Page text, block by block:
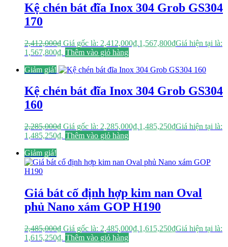
Kệ chén bát đĩa Inox 304 Grob GS304
170
2,412,000₫ Giá gốc là: 2,412,000₫.1,567,800₫Giá hiện tại là:
1,567,800₫. Thêm vào giỏ hàng
Giảm giá!
Kệ chén bát đĩa Inox 304 Grob GS304
160
2,285,000₫ Giá gốc là: 2,285,000₫.1,485,250₫Giá hiện tại là:
1,485,250₫. Thêm vào giỏ hàng
Giảm giá!
Giá bát cố định hợp kim nan Oval
phủ Nano xám GOP H190
2,485,000₫ Giá gốc là: 2,485,000₫.1,615,250₫Giá hiện tại là:
1,615,250₫. Thêm vào giỏ hàng